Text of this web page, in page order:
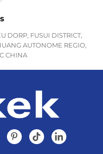
DORP, FUSUI DISTRICT,
AUTONOME REGIO,
CHINA